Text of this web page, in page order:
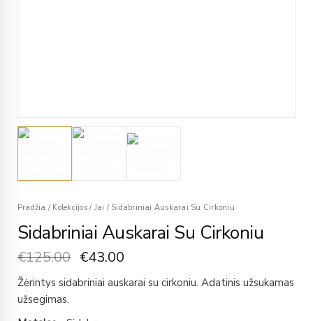
Pradžia / Kolekcijos / Jai /Sidabriniai Auskarai Su Cirkoniu
Sidabriniai Auskarai Su Cirkoniu
€125.00 €43.00
Žėrintys sidabriniai auskarai su cirkoniu. Adatinis užsukamas
užsegimas.